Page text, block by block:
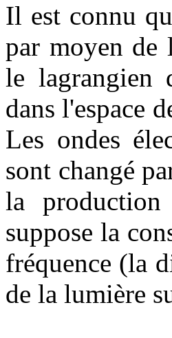
Il est connu
par moyen de
le lagrangien
dans l'espace
Les ondes
sont changé
la
suppose la
fréquence (la
de la lumière